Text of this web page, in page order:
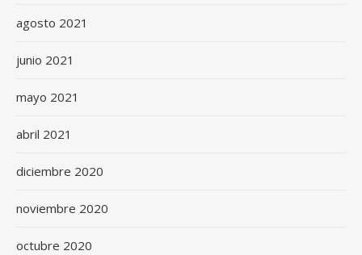
agosto 2021
junio 2021
mayo 2021
abril 2021
diciembre 2020
noviembre 2020
octubre 2020